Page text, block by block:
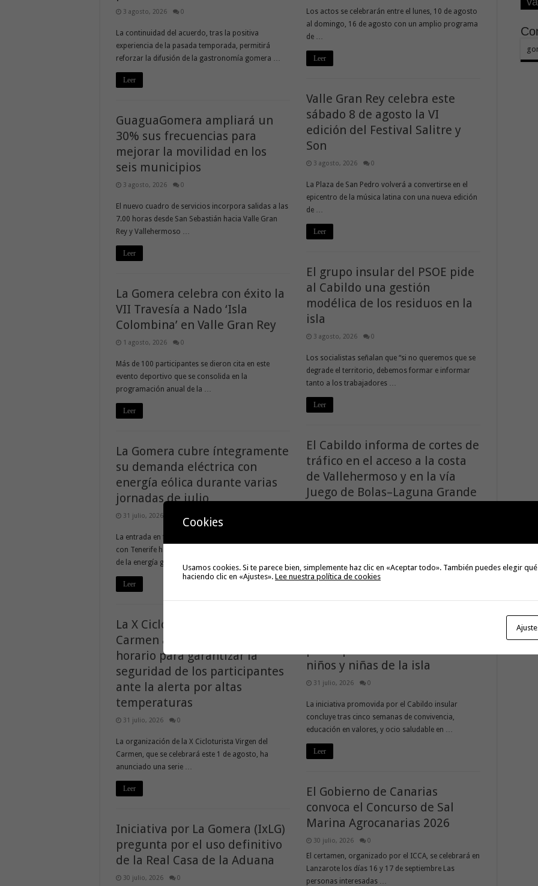
Los actos se celebrarán entre el lunes, 10 de agosto
al domingo, 16 de agosto con un amplio programa
de …
Leer
3 agosto, 2026 0
La continuidad del acuerdo, tras la positiva
experiencia de la pasada temporada, permitirá
reforzar la difusión de la gastronomía gomera …
Leer
Valle Gran Rey celebra este
sábado 8 de agosto la VI
edición del Festival Salitre y
Son
3 agosto, 2026 0
La Plaza de San Pedro volverá a convertirse en el
epicentro de la música latina con una nueva edición
de …
Leer
GuaguaGomera ampliará un
30% sus frecuencias para
mejorar la movilidad en los
seis municipios
3 agosto, 2026 0
El nuevo cuadro de servicios incorpora salidas a las
7.00 horas desde San Sebastián hacia Valle Gran
Rey y Vallehermoso …
Leer
El grupo insular del PSOE pide
al Cabildo una gestión
modélica de los residuos en la
isla
3 agosto, 2026 0
Los socialistas señalan que “si no queremos que se
degrade el territorio, debemos formar e informar
tanto a los trabajadores …
Leer
La Gomera celebra con éxito la
VII Travesía a Nado ‘Isla
Colombina’ en Valle Gran Rey
1 agosto, 2026 0
Más de 100 participantes se dieron cita en este
evento deportivo que se consolida en la
programación anual de la …
Leer
El Cabildo informa de cortes de
tráfico en el acceso a la costa
de Vallehermoso y en la vía
Juego de Bolas–Laguna Grande
son necesarias para ejecutar trabajos de
Leer
La Gomera cubre íntegramente
su demanda eléctrica con
energía eólica durante varias
jornadas de julio
31 julio, 2026
La entrada en funcionamiento de la interconexión
con Tenerife ha permitido aumentar la penetración
de la energía generada por los …
Leer
niños y niñas de la isla
31 julio, 2026 0
La iniciativa promovida por el Cabildo insular
concluye tras cinco semanas de convivencia,
educación en valores, y ocio saludable en …
Leer
La X Cicloturista Virgen del
Carmen adapta su recorrido y
horario para garantizar la
seguridad de los participantes
ante la alerta por altas
temperaturas
31 julio, 2026 0
La organización de la X Cicloturista Virgen del
Carmen, que se celebrará este 1 de agosto, ha
anunciado una serie …
Leer
El Gobierno de Canarias
convoca el Concurso de Sal
Marina Agrocanarias 2026
30 julio, 2026 0
El certamen, organizado por el ICCA, se celebrará en
Lanzarote los días 16 y 17 de septiembre Las
personas interesadas …
Iniciativa por La Gomera (IxLG)
pregunta por el uso definitivo
de la Real Casa de la Aduana
30 julio, 2026 0
Cookies
Usamos cookies. Si te parece bien, simplemente haz clic en «Aceptar todo». También puedes elegir
haciendo clic en «Ajustes». Lee nuestra política de cookies